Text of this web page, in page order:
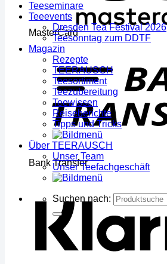
MasterCard
Bank Transfer
Teeseminare
Teeevents
Dresden Tea Festival 2026
Teesonntag zum DDTF
Magazin
Rezepte
TEERAUSCH
Teesortiment
Teezubereitung
Teewissen
Reiseberichte
Tipps und Tricks
Über TEERAUSCH
Unser Team
Unser Teefachgeschäft
Suchen nach: